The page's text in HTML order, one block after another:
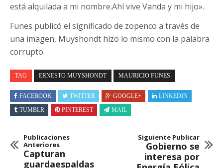
está alquilada a mi nombre.Ahí vive Vanda y mi hijo».
Funes publicó el significado de zopenco a través de
una imagen, Muyshondt hizo lo mismo con la palabra
corrupto.
TAG ERNESTO MUYSHONDT MAURICIO FUNES
FACEBOOK TWITTER GOOGLE+
LINKEDIN
TUMBLR
PINTEREST MAIL
Publicaciones
Anteriores
Capturan
guardaespaldas
Siguiente Publicar
Gobierno se
interesa por